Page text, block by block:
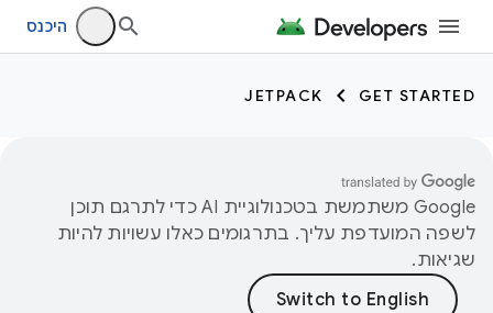
היכנס
GET STARTED
JETPACK
‫Google משתמשת בטכנולוגיית AI כדי לתרגם תוכן
לשפה המועדפת עליך. בתרגומים כאלו עשויות להיות
שגיאות.